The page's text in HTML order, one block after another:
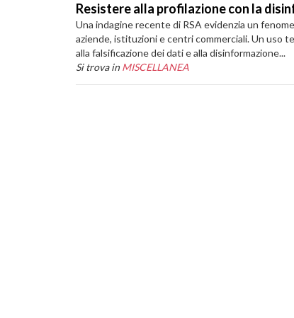
Resistere alla profilazione con la
Una indagine recente di RSA evidenzia un
aziende, istituzioni e centri commerciali. Un uso
alla falsificazione dei dati e alla disinformazione...
Si trova in MISCELLANEA